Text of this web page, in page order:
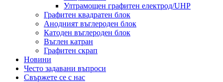
Ултрамощен графитен електрод/UHP
Графитен квадратен блок
Анодният въглероден блок
Катоден въглероден блок
Въглен катран
Графитен скрап
Новини
Често задавани въпроси
Свържете се с нас